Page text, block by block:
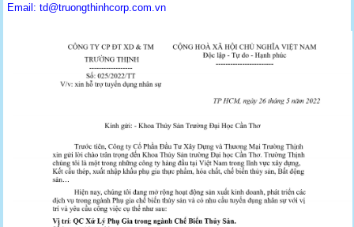
Email:td@truongthinhcorp.com.vn